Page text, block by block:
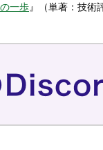
一歩』（単著：技術